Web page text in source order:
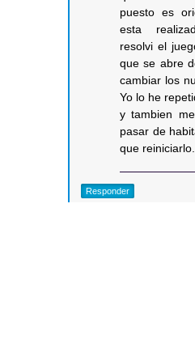
puesto es
esta
resolvi el
que se abre
cambiar los
Yo lo he
y tambien
pasar de
que reiniciarlo.
Responder